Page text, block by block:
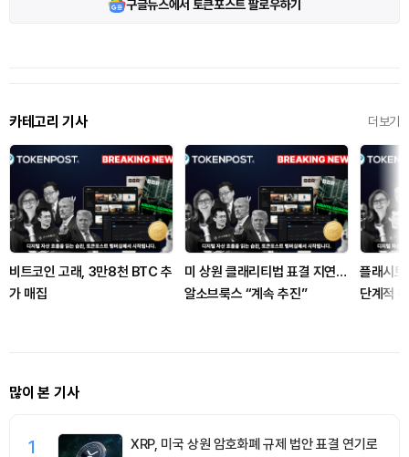
구글뉴스에서 토큰포스트 팔로우하기
카테고리 기사 더보기
비트코인 고래, 3만8천 BTC 추
가 매집
미 상원 클래리티법 표결 지연…
알소브룩스 “계속 추진”
플래시
단계적
많이 본 기사
1 XRP, 미국 상원 암호화폐 규제 법안 표결 연기로